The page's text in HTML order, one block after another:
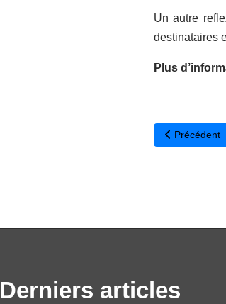
Un autre
destinataires
Plus
Article
Précédent
Derniers articles